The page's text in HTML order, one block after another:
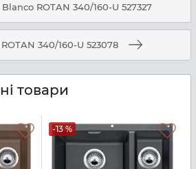
ROTAN 340/160-U 527327
340/160-U 523078
товари
-13 %